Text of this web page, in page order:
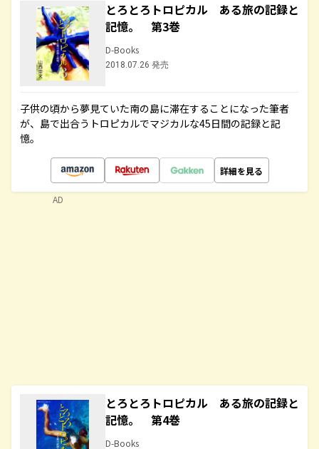
とろとろトロピカル ある旅の記録と
記憶。 第3巻
D-Books
2018.07.26 発売
子供の頃から夢見ていた南の島に滞在することになった筆者
が、島で出合うトロピカルでマジカルな45日間の記録と記
憶。
詳細を見る
とろとろトロピカル ある旅の記録と
記憶。 第4巻
D-Books
AD